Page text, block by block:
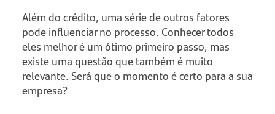
Além do crédito, uma série de outros fatores
pode influenciar no processo. Conhecer todos
eles melhor é um ótimo primeiro passo, mas
existe uma questão que também é muito
relevante. Será que o momento é certo para a sua
empresa?